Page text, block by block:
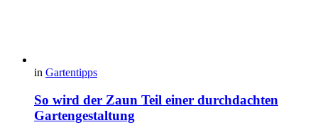
in Gartentipps
So wird der Zaun Teil einer durchdachten
Gartengestaltung